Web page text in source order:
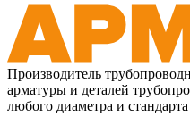
Производитель
арматуры и деталей
любого диаметра и стандарта